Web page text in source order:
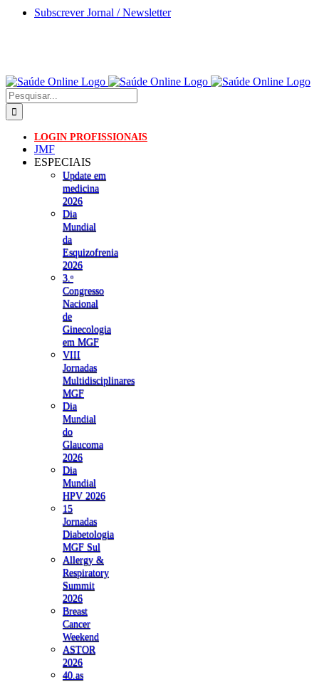
Skip
Subscrever Jornal / Newsletter
Pesquisar
LOGIN PROFISSIONAIS
JMF
ESPECIAIS
Update em
medicina
2026
Dia
Mundial
da
Esquizofrenia
2026
3.ᵒ
Congresso
Nacional
de
Ginecologia
em MGF
VIII
Jornadas
Multidisciplinares
MGF
Dia
Mundial
do
Glaucoma
2026
Dia
Mundial
HPV 2026
15
Jornadas
Diabetologia
MGF Sul
Allergy &
Respiratory
Summit
2026
Breast
Cancer
Weekend
ASTOR
2026
40.as